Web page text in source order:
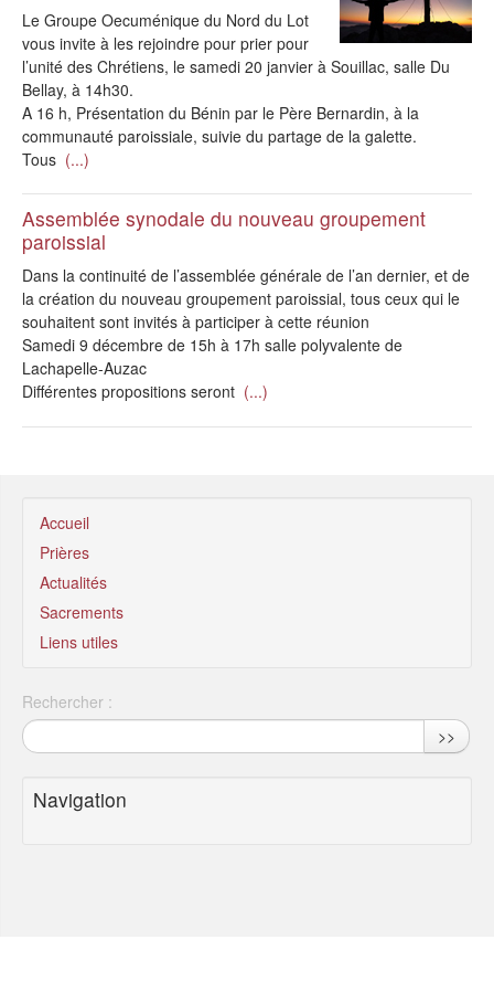
Le Groupe Oecuménique du Nord du Lot
vous invite à les rejoindre pour prier pour
l’unité des Chrétiens, le samedi 20 janvier à Souillac, salle Du
Bellay, à 14h30.
A 16 h, Présentation du Bénin par le Père Bernardin, à la
communauté paroissiale, suivie du partage de la galette.
Tous (...)
Assemblée synodale du nouveau groupement
paroissial
Dans la continuité de l’assemblée générale de l’an dernier, et de
la création du nouveau groupement paroissial, tous ceux qui le
souhaitent sont invités à participer à cette réunion
Samedi 9 décembre de 15h à 17h salle polyvalente de
Lachapelle-Auzac
Différentes propositions seront (...)
Accueil
Prières
Actualités
Sacrements
Liens utiles
Rechercher :
>>
Navigation